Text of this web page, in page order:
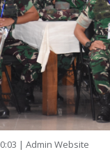
| Admin Website